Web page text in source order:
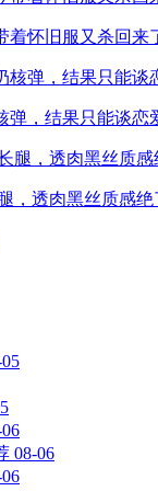
怀旧服又杀回来
弹，结果只能谈恋
，透肉黑丝质感绝
08-06